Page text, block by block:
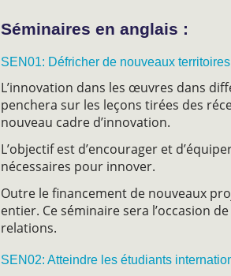
Séminaires en anglais :
SEN01: Défricher de nouveaux territoires
L’innovation dans les œuvres dans
penchera sur les leçons tirées des
nouveau cadre d’innovation.
L’objectif est d’encourager et
nécessaires pour innover.
Outre le financement de nouveaux
entier. Ce séminaire sera l’occasion
relations.
SEN02: Atteindre les étudiants